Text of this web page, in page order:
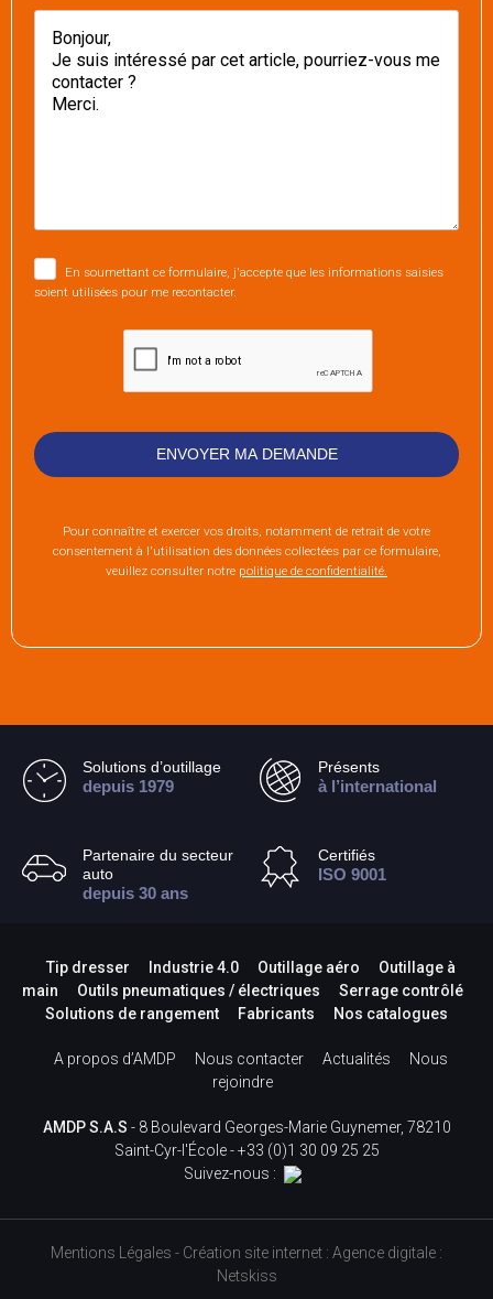
En soumettant ce formulaire, j'accepte que les informations saisies
soient utilisées pour me recontacter.
Pour connaître et exercer vos droits, notamment de retrait de votre
consentement à l'utilisation des données collectées par ce formulaire,
veuillez consulter notre politique de confidentialité.
Solutions d’outillage
depuis 1979
Présents
à l’international
Partenaire du secteur
auto
depuis 30 ans
Certifiés
ISO 9001
Tip dresser Industrie 4.0 Outillage aéro
Outillage à
main
Outils pneumatiques / électriques
Serrage contrôlé
Solutions de rangement
Fabricants Nos catalogues
A propos d’AMDP Nous contacter Actualités
Nous
rejoindre
AMDP S.A.S - 8 Boulevard Georges-Marie Guynemer, 78210
Saint-Cyr-l'École -+33 (0)1 30 09 25 25
Suivez-nous :
Mentions Légales - Création site internet : Agence digitale :
Netskiss